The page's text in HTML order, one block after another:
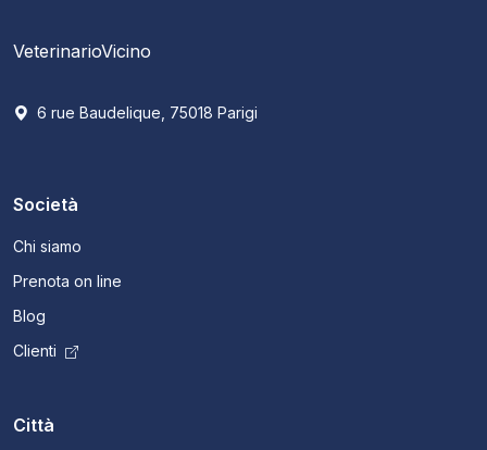
VeterinarioVicino
6 rue Baudelique, 75018 Parigi
Società
Chi siamo
Prenota on line
Blog
Clienti
Città